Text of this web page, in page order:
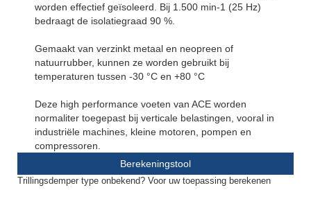
worden effectief geïsoleerd. Bij 1.500 min-1 (25 Hz)
bedraagt de isolatiegraad 90 %.
Gemaakt van verzinkt metaal en neopreen of
natuurrubber, kunnen ze worden gebruikt bij
temperaturen tussen -30 °C en +80 °C
Deze high performance voeten van ACE worden
normaliter toegepast bij verticale belastingen, vooral in
industriële machines, kleine motoren, pompen en
compressoren.
Berekeningstool
Trillingsdemper type onbekend? Voor uw toepassing berekenen